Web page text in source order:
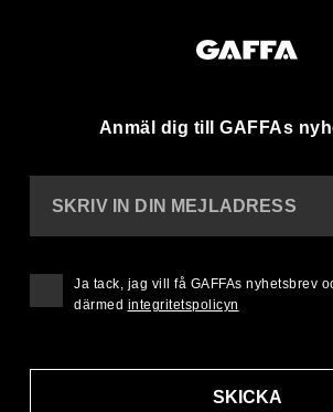
Anmäl dig till GAFFAs
SKRIV IN DIN MEJLADRESS
SKICKA
Ja tack, jag vill få GAFFAs nyhetsbrev
därmed integritetspolicyn